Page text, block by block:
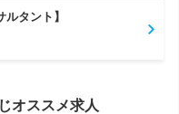
タント】
オススメ求人